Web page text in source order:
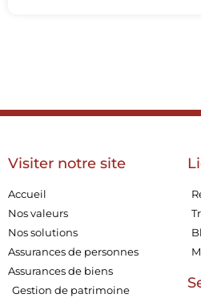
Visiter notre site
Accueil
Nos valeurs
Nos solutions
Assurances de personnes
Assurances de biens
Gestion de patrimoine